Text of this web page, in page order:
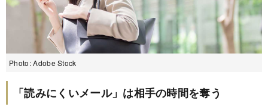
Photo: Adobe Stock
「読みにくいメール」は相手の時間を奪う